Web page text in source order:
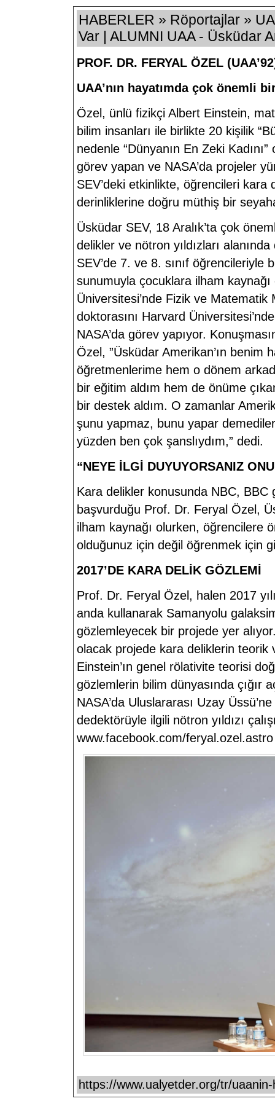
HABERLER » Röportajlar »
Var | ALUMNI UAA - Üsküdar
PROF. DR. FERYAL ÖZEL
UAA’nın hayatımda çok önemli
Özel, ünlü fizikçi Albert Einstein,
bilim insanları ile birlikte 20 kişilik
nedenle “Dünyanın En Zeki
görev yapan ve NASA’da projeler
SEV’deki etkinlikte, öğrencileri kara
derinliklerine doğru müthiş bir
Üsküdar SEV, 18 Aralık’ta çok
delikler ve nötron yıldızları
SEV’de 7. ve 8. sınıf öğrencileriyle
sunumuyla çocuklara ilham
Üniversitesi’nde Fizik ve
doktorasını Harvard
NASA’da görev yapıyor.
Özel, ”Üsküdar Amerikan’ın
öğretmenlerime hem o dönem
bir eğitim aldım hem de önüme
bir destek aldım. O zamanlar
şunu yapmaz, bunu yapar
yüzden ben çok şanslıydım,” dedi.
“NEYE İLGİ DUYUYORSANIZ
Kara delikler konusunda NBC, BBC
başvurduğu Prof. Dr. Feryal Özel,
ilham kaynağı olurken, öğrencilere
olduğunuz için değil öğrenmek için
2017’DE KARA DELİK GÖZLEMİ
Prof. Dr. Feryal Özel, halen 2017
anda kullanarak Samanyolu
gözlemleyecek bir projede yer
olacak projede kara deliklerin teorik
Einstein’ın genel rölativite teorisi
gözlemlerin bilim dünyasında çığır
NASA’da Uluslararası Uzay
dedektörüyle ilgili nötron yıldızı
www.facebook.com/
https://www.ualyetder.org/tr/